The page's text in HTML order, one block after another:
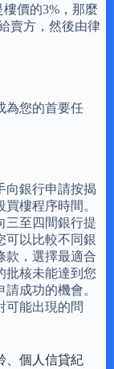
價的3%，那麼
賣方，然後由律
為您的首要任
向銀行申請按揭
樓程序時間。
三至四間銀行提
可以比較不同銀
款，選擇最適合
批核未能達到您
成功的機會。
可能出現的問
、個人信貸紀